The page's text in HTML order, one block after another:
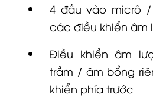
4 đầu vào micrô
các điều khiển âm
Điều khiển âm
trầm / âm bổng
khiển phía trước